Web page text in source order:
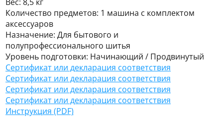
Количество предметов: 1 машина с комплектом
аксессуаров
Назначение: Для бытового и
полупрофессионального шитья
Уровень подготовки: Начинающий / Продвинутый
Сертификат или декларация соответствия
Сертификат или декларация соответствия
Сертификат или декларация соответствия
Сертификат или декларация соответствия
Инструкция (PDF)